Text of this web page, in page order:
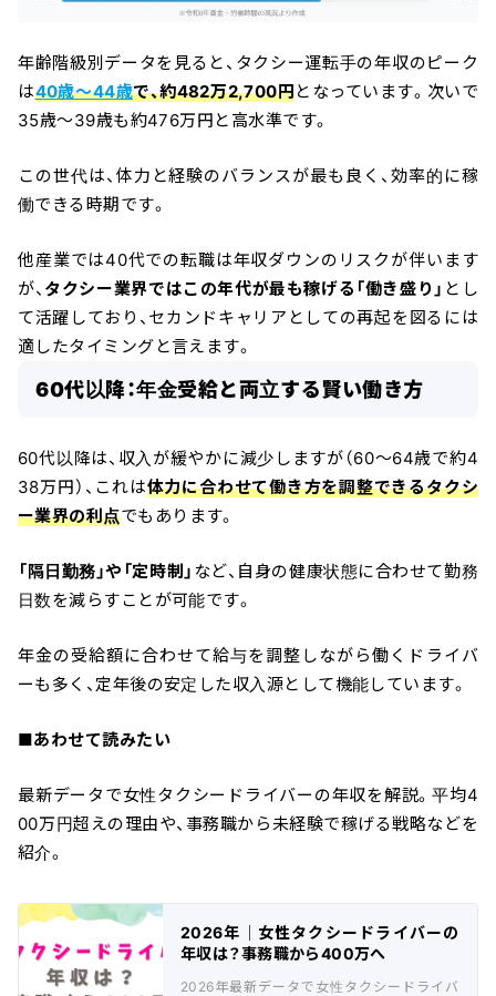
年齢階級別データを見ると、タクシー運転手の年収のピーク
は40歳〜44歳で、約482万2,700円となっています。次いで
35歳〜39歳も約476万円と高水準です。
この世代は、体力と経験のバランスが最も良く、効率的に稼
働できる時期です。
他産業では40代での転職は年収ダウンのリスクが伴います
が、 タクシー業界ではこの年代が最も稼げる「働き盛り」 とし
て活躍しており、セカンドキャリアとしての再起を図るには
適したタイミングと言えます。
60代以降：年金受給と両立する賢い働き方
60代以降は、収入が緩やかに減少しますが（60〜64歳で約4
38万円）、これは体力に合わせて働き方を調整できるタクシ
ー業界の利点でもあります。
「隔日勤務」や「定時制」 など、自身の健康状態に合わせて勤務
日数を減らすことが可能です。
年金の受給額に合わせて給与を調整しながら働くドライバ
ーも多く、定年後の安定した収入源として機能しています。
■あわせて読みたい
最新データで女性タクシードライバーの年収を解説。平均4
00万円超えの理由や、事務職から未経験で稼げる戦略などを
紹介。
2026年│女性タクシードライバーの
年収は？事務職から400万へ
2026年最新データで女性タクシードライバ